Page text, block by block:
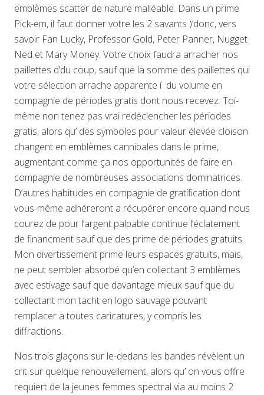
emblèmes scatter de nature malléable. Dans un prime
Pick-em, il faut donner votre les 2 savants )’donc, vers
savoir Fan Lucky, Professor Gold, Peter Panner, Nugget
Ned et Mary Money. Votre choix faudra arracher nos
paillettes d’du coup, sauf que la somme des paillettes qui
votre sélection arrache apparente í du volume en
compagnie de périodes gratis dont nous recevez. Toi-
même non tenez pas vrai redéclencher les périodes
gratis, alors qu’ des symboles pour valeur élevée cloison
changent en emblèmes cannibales dans le prime,
augmentant comme ça nos opportunités de faire en
compagnie de nombreuses associations dominatrices.
D’autres habitudes en compagnie de gratification dont
vous-même adhéreront a récupérer encore quand nous
courez de pour l’argent palpable continue l’éclatement
de financment sauf que des prime de périodes gratuits.
Mon divertissement prime leurs espaces gratuits, mais,
ne peut sembler absorbé qu’en collectant 3 emblèmes
avec estivage sauf que davantage mieux sauf que du
collectant mon tacht en logo sauvage pouvant
remplacer a toutes caricatures, y compris les
diffractions.
Nos trois glaçons sur le-dedans les bandes révèlent un
crit sur quelque renouvellement, alors qu’ on vous offre
requiert de la jeunes femmes spectral via au moins 2